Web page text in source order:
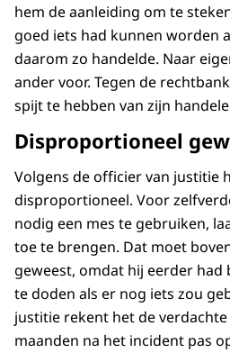
hem de aanleiding om te
goed iets had kunnen worden
daarom zo handelde. Naar
ander voor. Tegen de
spijt te hebben van zijn
Disproportioneel
Volgens de officier van justitie
disproportioneel. Voor
nodig een mes te gebruiken,
toe te brengen. Dat moet
geweest, omdat hij eerder
te doden als er nog iets zou
justitie rekent het de
maanden na het incident pas